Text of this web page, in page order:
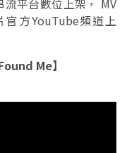
平台數位上架， MV
方YouTube頻道上
Me】